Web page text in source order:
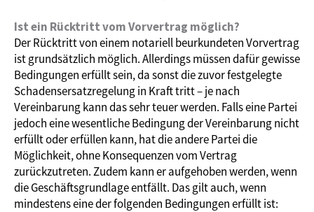
Ist ein Rücktritt vom Vorvertrag möglich?
Der Rücktritt von einem notariell beurkundeten Vorvertrag
ist grundsätzlich möglich. Allerdings müssen dafür gewisse
Bedingungen erfüllt sein, da sonst die zuvor festgelegte
Schadensersatzregelung in Kraft tritt – je nach
Vereinbarung kann das sehr teuer werden. Falls eine Partei
jedoch eine wesentliche Bedingung der Vereinbarung nicht
erfüllt oder erfüllen kann, hat die andere Partei die
Möglichkeit, ohne Konsequenzen vom Vertrag
zurückzutreten. Zudem kann er aufgehoben werden, wenn
die Geschäftsgrundlage entfällt. Das gilt auch, wenn
mindestens eine der folgenden Bedingungen erfüllt ist: